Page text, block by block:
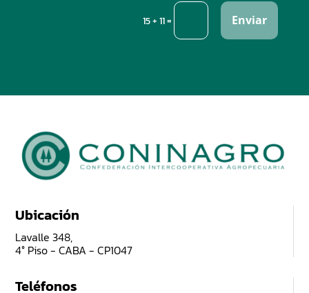
15 + 11= Enviar
Ubicación
Lavalle 348,
4° Piso - CABA - CP1047
Teléfonos